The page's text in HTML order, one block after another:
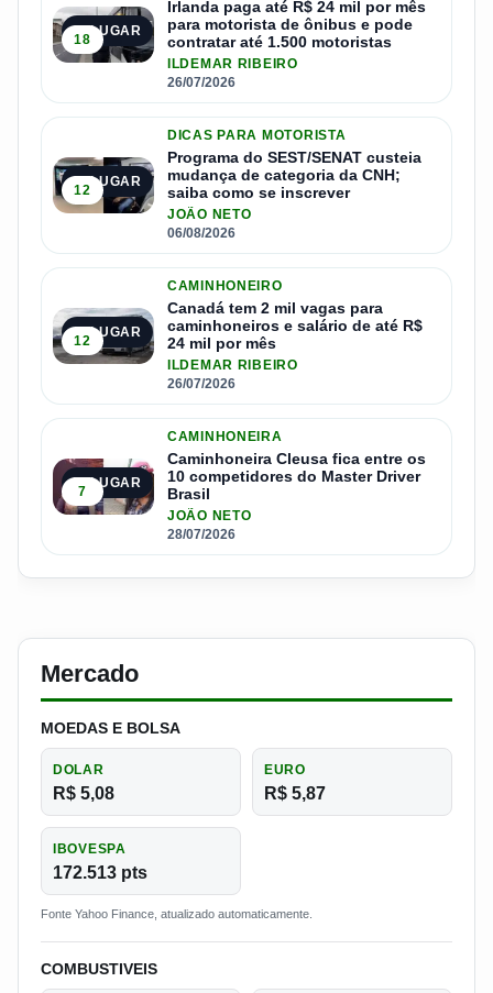
2º LUGAR
18
Irlanda paga até R$ 24 mil por mês
para motorista de ônibus e pode
contratar até 1.500 motoristas
ILDEMAR RIBEIRO
26/07/2026
3º LUGAR
12
DICAS PARA MOTORISTA
Programa do SEST/SENAT custeia
mudança de categoria da CNH;
saiba como se inscrever
JOÃO NETO
06/08/2026
4º LUGAR
12
CAMINHONEIRO
Canadá tem 2 mil vagas para
caminhoneiros e salário de até R$
24 mil por mês
ILDEMAR RIBEIRO
26/07/2026
5º LUGAR
7
CAMINHONEIRA
Caminhoneira Cleusa fica entre os
10 competidores do Master Driver
Brasil
JOÃO NETO
28/07/2026
Mercado
MOEDAS E BOLSA
DOLAR
R$ 5,08
EURO
R$ 5,87
IBOVESPA
172.513 pts
Fonte Yahoo Finance, atualizado automaticamente.
COMBUSTIVEIS